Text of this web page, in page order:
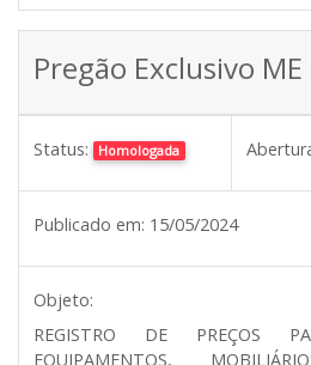
Pregão Exclusivo
Status: Homologada
Publicado em: 15/05/2024
Objeto:
REGISTRO DE PREÇOS
EQUIPAMENTOS,